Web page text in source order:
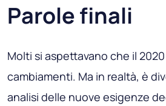
Parole finali
Molti si aspettavano che il
cambiamenti. Ma in realtà, è
analisi delle nuove esigenze